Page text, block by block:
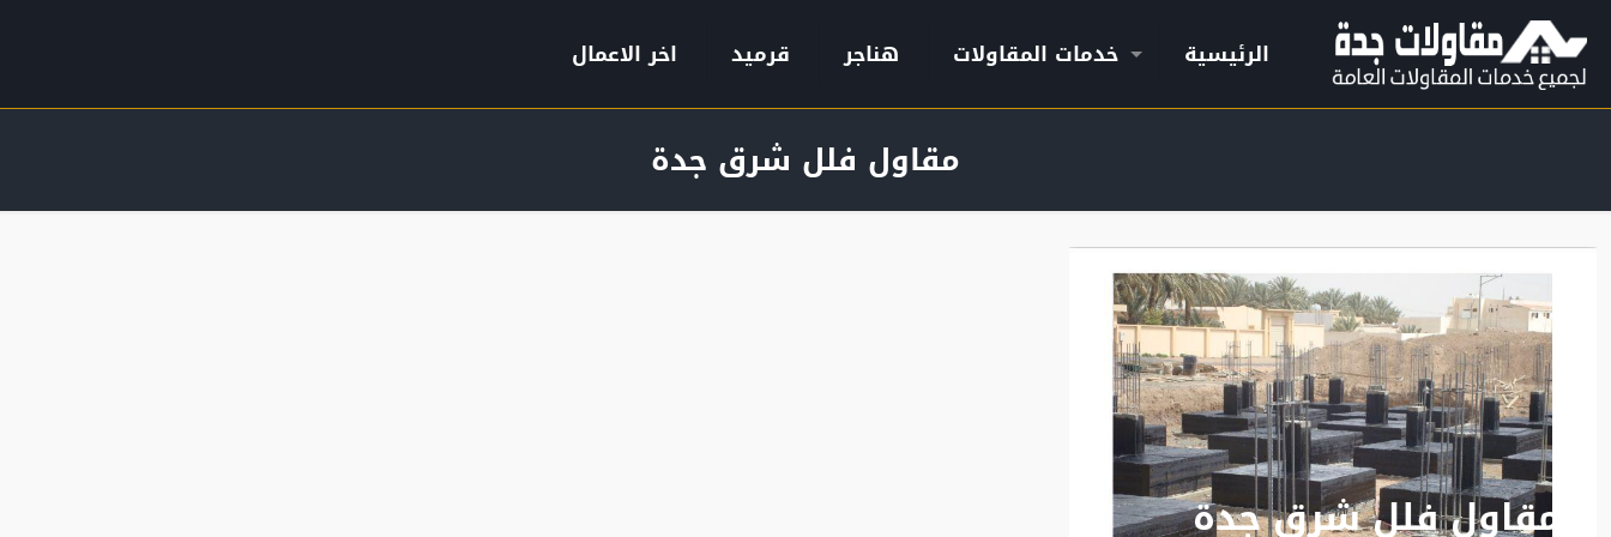
الرئيسية خدمات المقاولات هناجر قرميد اخر الاعمال
مقاول فلل شرق جدة
مقاول فلل شرق جدة